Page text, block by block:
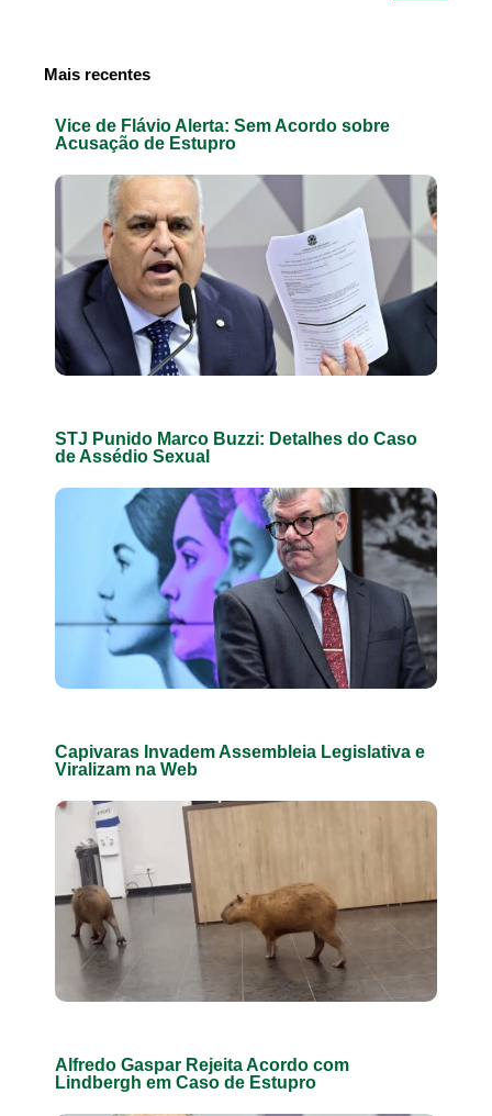
Mais recentes
Vice de Flávio Alerta: Sem Acordo sobre
Acusação de Estupro
STJ Punido Marco Buzzi: Detalhes do Caso
de Assédio Sexual
Capivaras Invadem Assembleia Legislativa e
Viralizam na Web
Alfredo Gaspar Rejeita Acordo com
Lindbergh em Caso de Estupro